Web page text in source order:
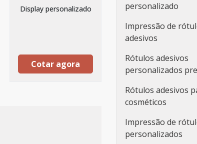
Display personalizado
Cotar agora
personalizado
Impressão de
adesivos
Rótulos adesivos
personalizados
Rótulos adesivos
cosméticos
Impressão de
personalizados